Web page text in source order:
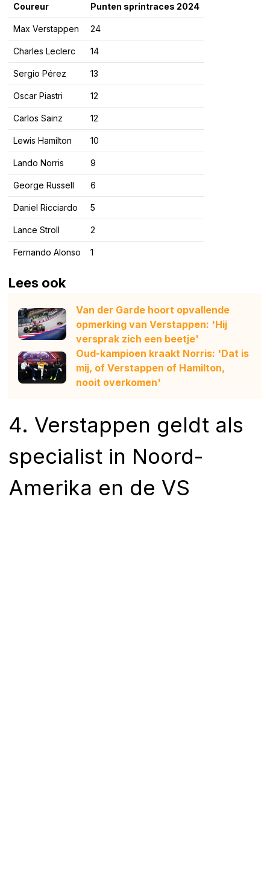
Coureur Punten sprintraces 2024
Max Verstappen 24
Charles Leclerc 14
Sergio Pérez 13
Oscar Piastri 12
Carlos Sainz 12
Lewis Hamilton 10
Lando Norris 9
George Russell 6
Daniel Ricciardo 5
Lance Stroll 2
Fernando Alonso 1
Lees ook
Van der Garde hoort opvallende
opmerking van Verstappen: 'Hij
versprak zich een beetje'
Oud-kampioen kraakt Norris: 'Dat is
mij, of Verstappen of Hamilton,
nooit overkomen'
4. Verstappen geldt als
specialist in Noord-
Amerika en de VS